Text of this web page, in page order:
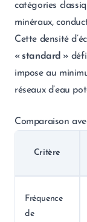
catégories
minéraux,
Cette densité
« standard »
impose au
réseaux d’eau
Comparaison
Critère
Fréquence
de